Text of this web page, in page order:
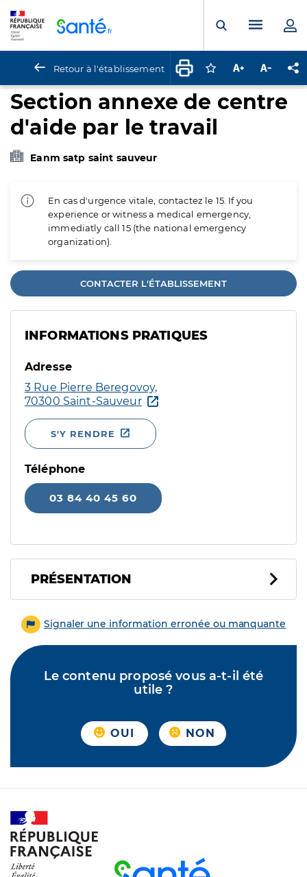
Ouvrir laMenu
Retour à l'établissement Connectez-vous
Augmenter la
Section annexe de centre
d'aide par le travail
Eanm satp saint sauveur
En cas d'urgence vitale, contactez le 15. If you
experience or witness a medical emergency,
immediatly call 15 (the national emergency
organization).
CONTACTER L'ÉTABLISSEMENT
INFORMATIONS PRATIQUES
Adresse
3 Rue Pierre Beregovoy,
70300 Saint-Sauveur
S'Y RENDRE
Téléphone
03 84 40 45 60
PRÉSENTATION
Signaler une information erronée ou manquante
Le contenu proposé vous a-t-il été
utile ?
OUI NON